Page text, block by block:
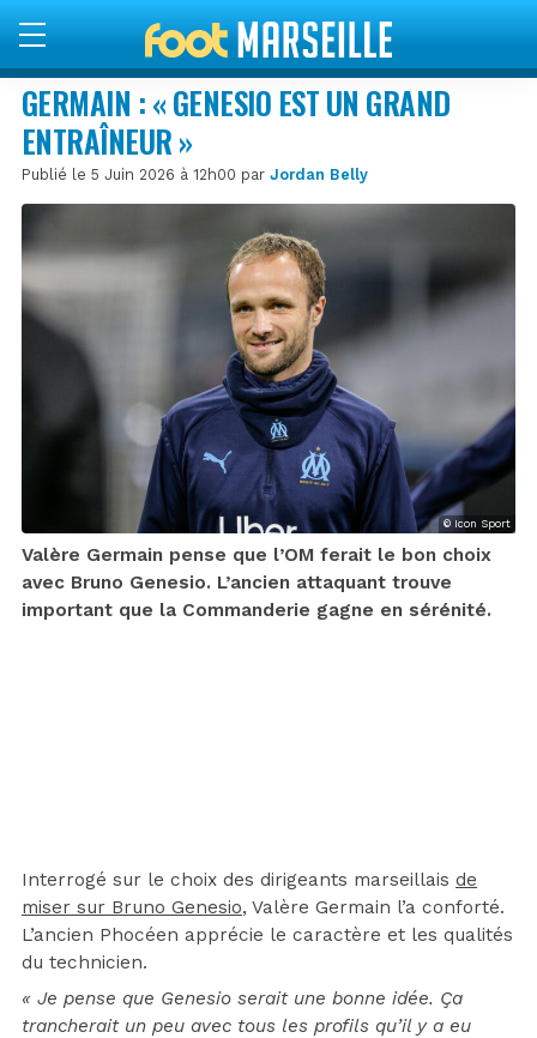
GERMAIN : « GENESIO EST UN GRAND
ENTRAÎNEUR »
Publié le 5 Juin 2026 à 12h00 par Jordan Belly
© Icon Sport
Valère Germain pense que l’OM ferait le bon choix
avec Bruno Genesio. L’ancien attaquant trouve
important que la Commanderie gagne en sérénité.
Interrogé sur le choix des dirigeants marseillais de
miser sur Bruno Genesio, Valère Germain l’a conforté.
L’ancien Phocéen apprécie le caractère et les qualités
du technicien.
« Je pense que Genesio serait une bonne idée. Ça
trancherait un peu avec tous les profils qu’il y a eu